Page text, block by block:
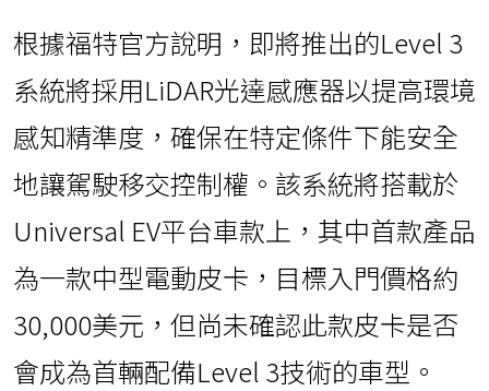
根據福特官方說明，即將推出的Level 3
系統將採用LiDAR光達感應器以提高環境
感知精準度，確保在特定條件下能安全
地讓駕駛移交控制權。該系統將搭載於
Universal EV平台車款上，其中首款產品
為一款中型電動皮卡，目標入門價格約
30,000美元，但尚未確認此款皮卡是否
會成為首輛配備Level 3技術的車型。